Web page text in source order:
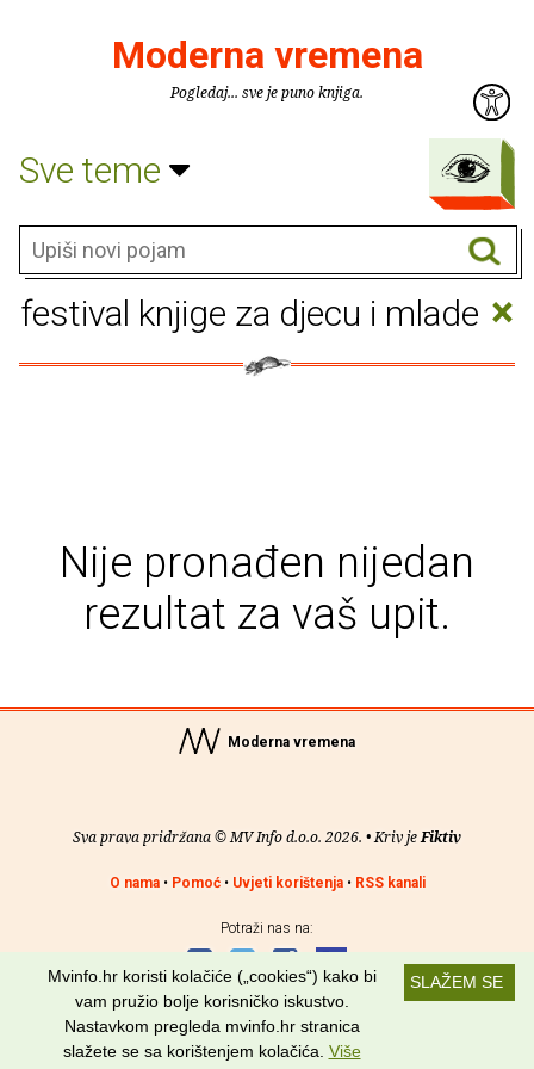
Moderna vremena
Pogledaj... sve je puno knjiga.
Sve teme
festival knjige za djecu i mlade ×
Nije pronađen nijedan
rezultat za vaš upit.
Moderna vremena
Sva prava pridržana © MV Info d.o.o. 2026. • Kriv jeFiktiv
O nama• Pomoć• Uvjeti korištenja• RSS kanali
Potraži nas na:
SLAŽEM SE
Mvinfo.hr koristi kolačiće („cookies“) kako bi
vam pružio bolje korisničko iskustvo.
Nastavkom pregleda mvinfo.hr stranica
slažete se sa korištenjem kolačića. Više